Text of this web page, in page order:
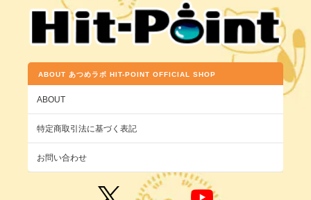
ABOUT あつめラボ HIT-POINT OFFICIAL SHOP
ABOUT
特定商取引法に基づく表記
お問い合わせ